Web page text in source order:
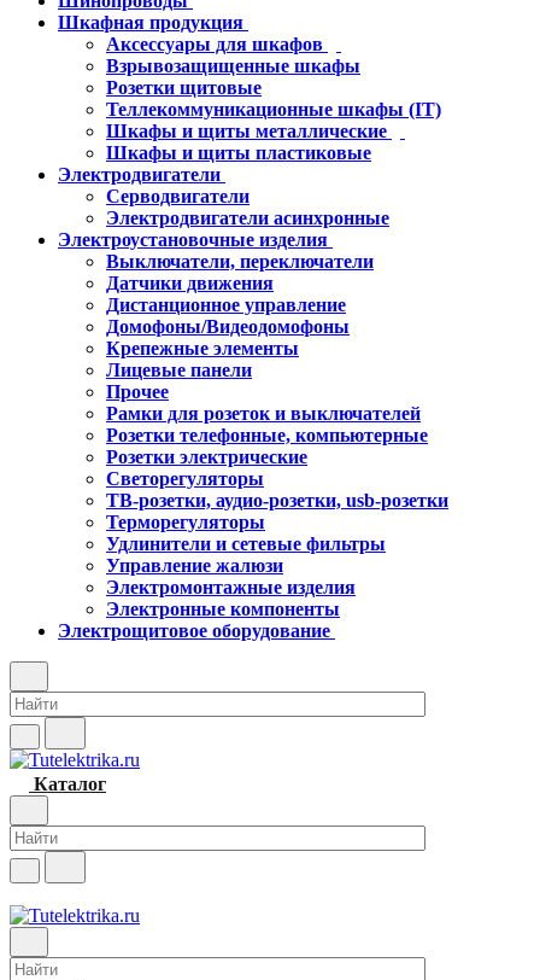
Шкафная продукция
Аксессуары для шкафов
Взрывозащищенные шкафы
Розетки щитовые
Теллекоммуникационные шкафы (IT)
Шкафы и щиты металлические
Шкафы и щиты пластиковые
Электродвигатели
Серводвигатели
Электродвигатели асинхронные
Электроустановочные изделия
Выключатели, переключатели
Датчики движения
Дистанционное управление
Домофоны/Видеодомофоны
Крепежные элементы
Лицевые панели
Прочее
Рамки для розеток и выключателей
Розетки телефонные, компьютерные
Розетки электрические
Светорегуляторы
ТВ-розетки, аудио-розетки, usb-розетки
Терморегуляторы
Удлинители и сетевые фильтры
Управление жалюзи
Электромонтажные изделия
Электронные компоненты
Электрощитовое оборудование
Каталог